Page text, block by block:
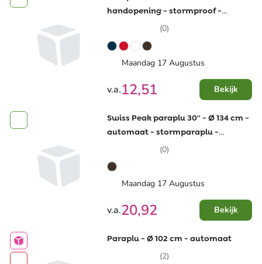
handopening - stormproof -
(0)
Maandag 17 Augustus
v.a.12,51 Bekijk
Swiss Peak paraplu 30'' - Ø 134 cm -
automaat - stormparaplu -
(0)
Maandag 17 Augustus
v.a.20,92 Bekijk
Paraplu - Ø 102 cm - automaat
(2)